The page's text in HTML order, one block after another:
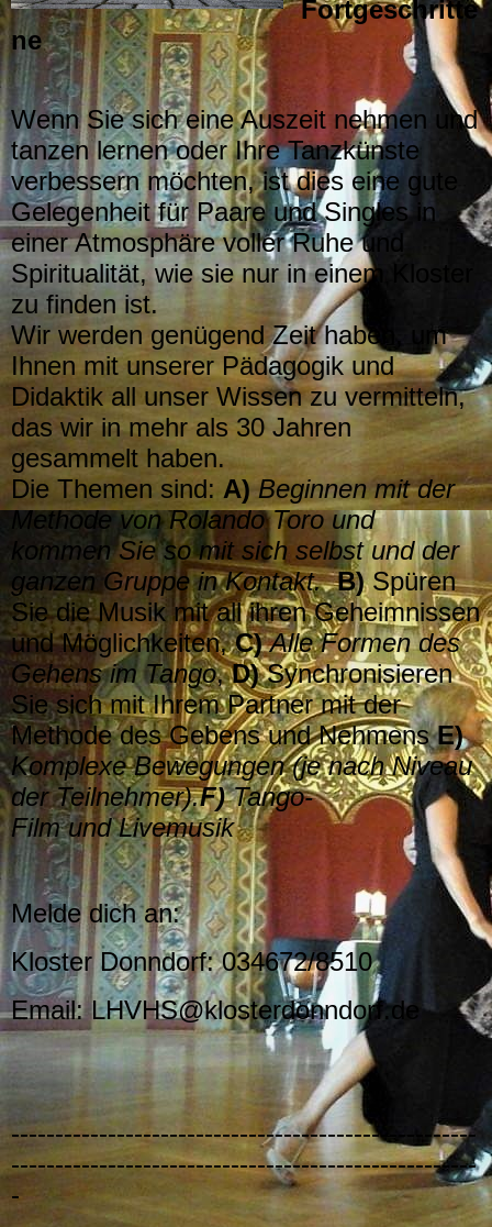
Fortgeschritte
ne
Wenn Sie sich eine Auszeit nehmen und
tanzen lernen oder Ihre Tanzkünste
verbessern möchten, ist dies eine gute
Gelegenheit für Paare und Singles in
einer Atmosphäre voller Ruhe und
Spiritualität, wie sie nur in einem Kloster
zu finden ist.
Wir werden genügend Zeit haben, um
Ihnen mit unserer Pädagogik und
Didaktik all unser Wissen zu vermitteln,
das wir in mehr als 30 Jahren
gesammelt haben.
Die Themen sind: A) Beginnen mit der
Methode von Rolando Toro und
kommen Sie so mit sich selbst und der
ganzen Gruppe in Kontakt. B)Spüren
Sie die Musik mit all ihren Geheimnissen
und Möglichkeiten,C) Alle Formen des
Gehens im Tango,D)Synchronisieren
Sie sich mit Ihrem Partner mit der
Methode des Gebens und NehmensE)
Komplexe Bewegungen (je nach Niveau
der Teilnehmer).F)Tango-
Film und Livemusik
Melde dich an:
Kloster Donndorf: 034672/8510
Email: LHVHS@klosterdonndorf.de
-----------------------------------------------------
-----------------------------------------------------
-